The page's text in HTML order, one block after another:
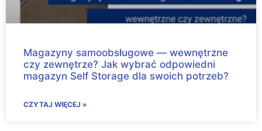
Magazyny samoobsługowe — wewnętrzne
czy zewnętrze? Jak wybrać odpowiedni
magazyn Self Storage dla swoich potrzeb?
CZYTAJ WIĘCEJ »